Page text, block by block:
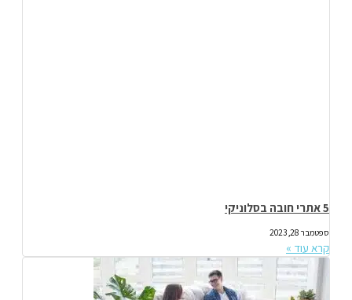
5 אתרי חובה בסלוניקי
ספטמבר 28, 2023
קרא עוד »